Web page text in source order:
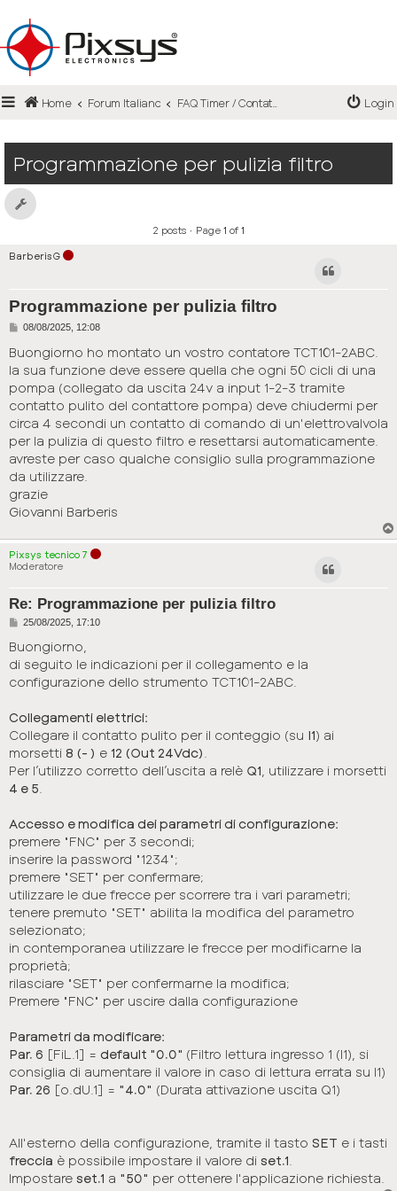
Login
Register
FAQ
Home Forum Italiano Login
Programmazione per pulizia filtro
2 posts • Page 1 of 1
BarberisG
Programmazione per pulizia filtro
P
s
t
08/08/2025, 12:08
Buongiorno ho montato un vostro contatore TCT101-2ABC.
la sua funzione deve essere quella che ogni 50 cicli di una
pompa (collegato da uscita 24v a input 1-2-3 tramite
contatto pulito del contattore pompa) deve chiudermi per
circa 4 secondi un contatto di comando di un'elettrovalvola
per la pulizia di questo filtro e resettarsi automaticamente.
avreste per caso qualche consiglio sulla programmazione
da utilizzare.
grazie
Giovanni Barberis
Pixsys tecnico 7
Moderatore
Re: Programmazione per pulizia filtro
P
s
25/08/2025, 17:10
Buongiorno,
di seguito le indicazioni per il collegamento e la
configurazione dello strumento TCT101-2ABC.
Collegamenti elettrici:
Collegare il contatto pulito per il conteggio (su I1) ai
morsetti 8 (- ) e 12 (Out 24Vdc)
Per l’utilizzo corretto dell’uscita a relè Q1 , utilizzare i morsetti
4 e 5
Accesso e modifica dei parametri di configurazione:
premere "FNC" per 3 secondi;
inserire la password "1234";
premere "SET" per confermare;
utilizzare le due frecce per scorrere tra i vari parametri;
tenere premuto "SET" abilita la modifica del parametro
selezionato;
in contemporanea utilizzare le frecce per modificarne la
proprietà;
rilasciare "SET" per confermarne la modifica;
Premere "FNC" per uscire dalla configurazione
Parametri da modificare:
Par. 6 [FiL.1] = default "0.0" (Filtro lettura ingresso 1 (I1), si
consiglia di aumentare il valore in caso di lettura errata su I1)
Par. 26 [o.dU.1] = "4.0" (Durata attivazione uscita Q1)
All'esterno della configurazione, tramite il tasto SET e i tasti
freccia è possibile impostare il valore di set.1
Impostare set.1 a "50" per ottenere l'applicazione richiesta.